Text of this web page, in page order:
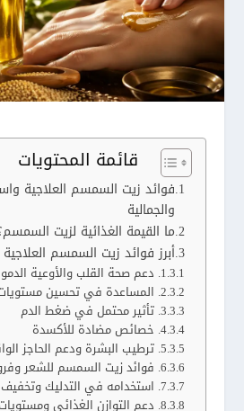
قائمة المحتويات
فوائد زيت السمسم العلاجية
والجمالية
ما القيمة الغذائية لزيت
أبرز فوائد زيت السمسم العلاجية
1. دعم صحة القلب والأوعية الدموية
2. المساعدة في تحسين مستويات الكوليسترول
3. تأثير محتمل في ضغط الدم
4. خصائص مضادة للأكسدة
5. ترطيب البشرة ودعم الحاجز الواقي للجلد
6. فوائد زيت السمسم للشعر وفروة الرأس
7. استخدامه في التدليك وتخفيف الشعور بالألم
8. دعم التوازن الغذائي ومستويات السكر